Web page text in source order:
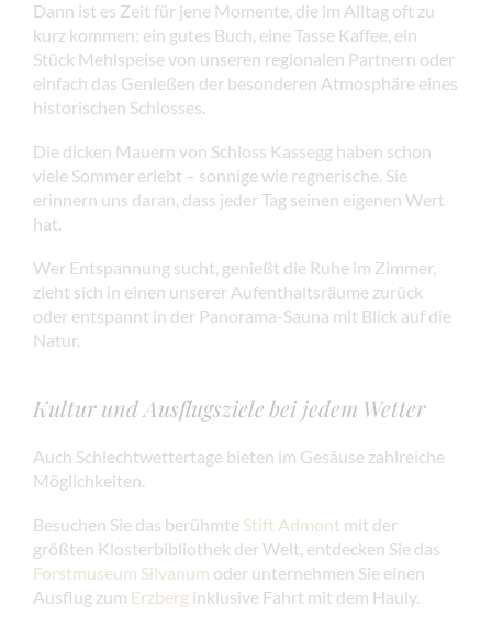
Dann ist es Zeit für jene Momente, die im Alltag oft zu
kurz kommen: ein gutes Buch, eine Tasse Kaffee, ein
Stück Mehlspeise von unseren regionalen Partnern oder
einfach das Genießen der besonderen Atmosphäre eines
historischen Schlosses.
Die dicken Mauern von Schloss Kassegg haben schon
viele Sommer erlebt – sonnige wie regnerische. Sie
erinnern uns daran, dass jeder Tag seinen eigenen Wert
hat.
Wer Entspannung sucht, genießt die Ruhe im Zimmer,
zieht sich in einen unserer Aufenthaltsräume zurück
oder entspannt in der Panorama-Sauna mit Blick auf die
Natur.
Kultur und Ausflugsziele bei jedem Wetter
Auch Schlechtwettertage bieten im Gesäuse zahlreiche
Möglichkeiten.
Besuchen Sie das berühmte Stift Admont mit der
größten Klosterbibliothek der Welt, entdecken Sie das
Forstmuseum Silvanum oder unternehmen Sie einen
Ausflug zum Erzberg inklusive Fahrt mit dem Hauly.